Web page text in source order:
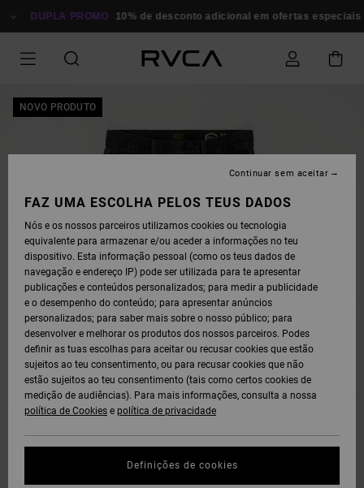
PARA DUPLA PROMO 10% de desconto adicional em ofertas especiais
NOVO PRODUTO
FAZ UMA ESCOLHA PELOS TEUS DADOS
Nós e os nossos parceiros utilizamos cookies ou tecnologia
equivalente para armazenar e/ou aceder a informações no teu
dispositivo. Esta informação pessoal (como os teus dados de
navegação e endereço IP) pode ser utilizada para te apresentar
publicações e conteúdos personalizados; para medir a publicidade
e o desempenho do conteúdo; para apresentar anúncios
personalizados; para saber mais sobre o nosso público; para
desenvolver e melhorar os produtos dos nossos parceiros. Podes
definir as tuas escolhas para aceitar ou recusar cookies que estão
sujeitos ao teu consentimento, ou para recusar cookies que não
estão sujeitos ao teu consentimento (tais como certos cookies de
medição de audiências). Para mais informações, consulta a nossa
política de Cookies e política de privacidade
Definições de cookies
Continuar sem aceitar